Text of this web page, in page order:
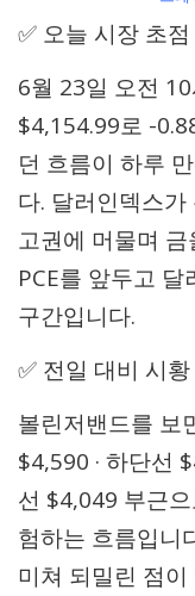
✅ 오늘 시장 초점
6월 23일 오전
$4,154.99로 -
던 흐름이 하루
다. 달러인덱스
고권에 머물며
PCE를 앞두고
구간입니다.
✅ 전일 대비 시황
볼린저밴드를 보
$4,590 · 하단선
선 $4,049 부근
험하는 흐름입니
미쳐 되밀린 점